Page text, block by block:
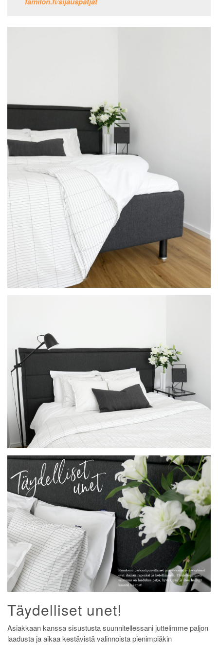
Täydelliset unet!
Asiakkaan kanssa sisustusta suunnitellessani juttelimme paljon
laadusta ja aikaa kestävistä valinnoista pienimpiäkin